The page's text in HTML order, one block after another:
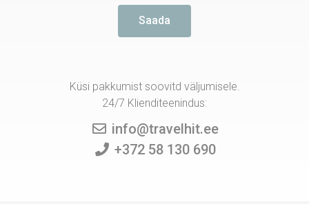
Saada
Küsi pakkumist soovitd väljumisele.
24/7 Klienditeenindus:
info@travelhit.ee
+372 58 130 690